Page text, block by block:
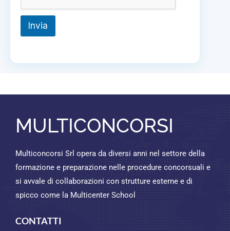
Invia
MULTICONCORSI
Multiconcorsi Srl opera da diversi anni nel settore della
formazione e preparazione nelle procedure concorsuali e
si avvale di collaborazioni con strutture esterne e di
spicco come la Multicenter School
CONTATTI